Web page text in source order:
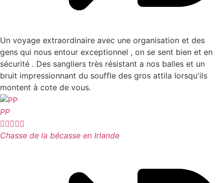
Un voyage extraordinaire avec une organisation et des
gens qui nous entour exceptionnel , on se sent bien et en
sécurité . Des sangliers très résistant a nos balles et un
bruit impressionnant du souffle des gros attila lorsqu'ils
montent à cote de vous.
PP

Chasse de la bécasse en Irlande